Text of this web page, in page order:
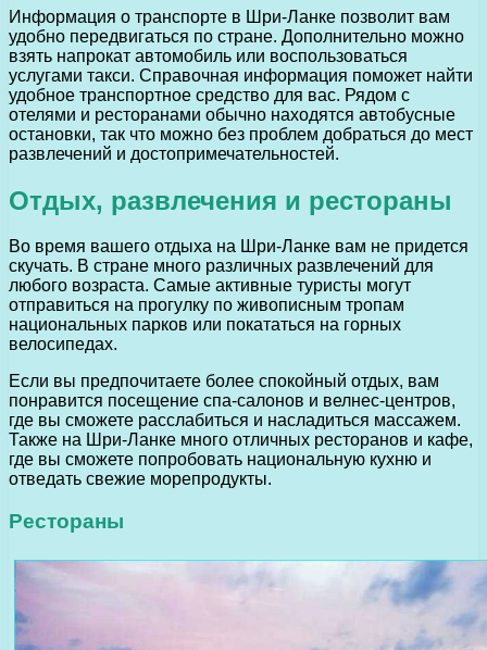
Информация о транспорте в Шри-Ланке позволит вам
удобно передвигаться по стране. Дополнительно можно
взять напрокат автомобиль или воспользоваться
услугами такси. Справочная информация поможет найти
удобное транспортное средство для вас. Рядом с
отелями и ресторанами обычно находятся автобусные
остановки, так что можно без проблем добраться до мест
развлечений и достопримечательностей.
Отдых, развлечения и рестораны
Во время вашего отдыха на Шри-Ланке вам не придется
скучать. В стране много различных развлечений для
любого возраста. Самые активные туристы могут
отправиться на прогулку по живописным тропам
национальных парков или покататься на горных
велосипедах.
Если вы предпочитаете более спокойный отдых, вам
понравится посещение спа-салонов и велнес-центров,
где вы сможете расслабиться и насладиться массажем.
Также на Шри-Ланке много отличных ресторанов и кафе,
где вы сможете попробовать национальную кухню и
отведать свежие морепродукты.
Рестораны